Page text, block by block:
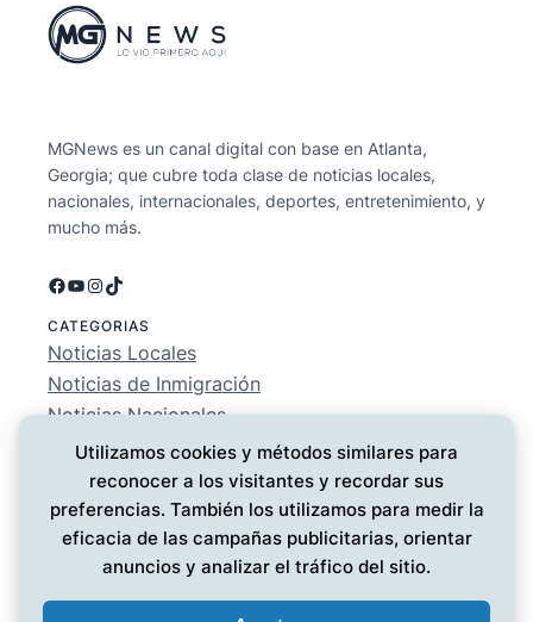
MGNews es un canal digital con base en Atlanta,
Georgia; que cubre toda clase de noticias locales,
nacionales, internacionales, deportes, entretenimiento, y
mucho más.
Facebook
YouTube
Instagram
TikTok
CATEGORIAS
Noticias Locales
Noticias de Inmigración
Noticias Nacionales
Deportes
Entretenimiento
EMPRESA
Conócenos
Política de Privacidad
Utilizamos cookies y métodos similares para
reconocer a los visitantes y recordar sus
preferencias. También los utilizamos para medir la
eficacia de las campañas publicitarias, orientar
anuncios y analizar el tráfico del sitio.